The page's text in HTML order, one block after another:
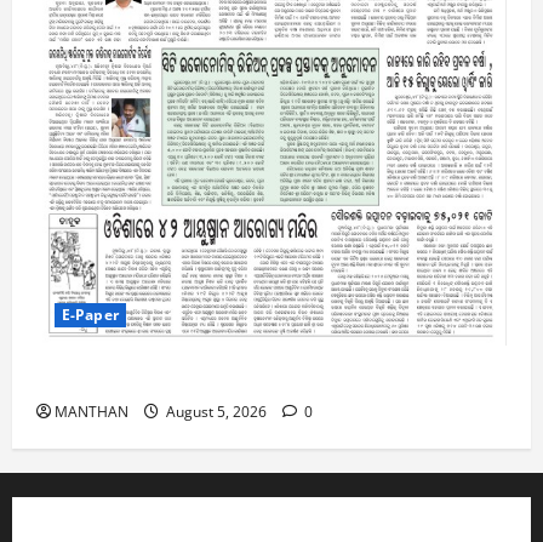
E-Paper
MANTHAN August 5, 2026 0